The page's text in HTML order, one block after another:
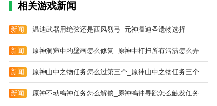
相关游戏新闻
新闻 温迪武器用绝弦还是西风烈弓_元神温迪圣遗物选择
新闻 原神洞窟中的壁画怎么修复_原神中打扫所有污渍怎么弄
新闻 原神山中之物任务怎么过第三个_原神山中之物任务三个碎片位置
新闻 原神不动鸣神任务怎么解锁_原神鸣神寻踪怎么触发任务